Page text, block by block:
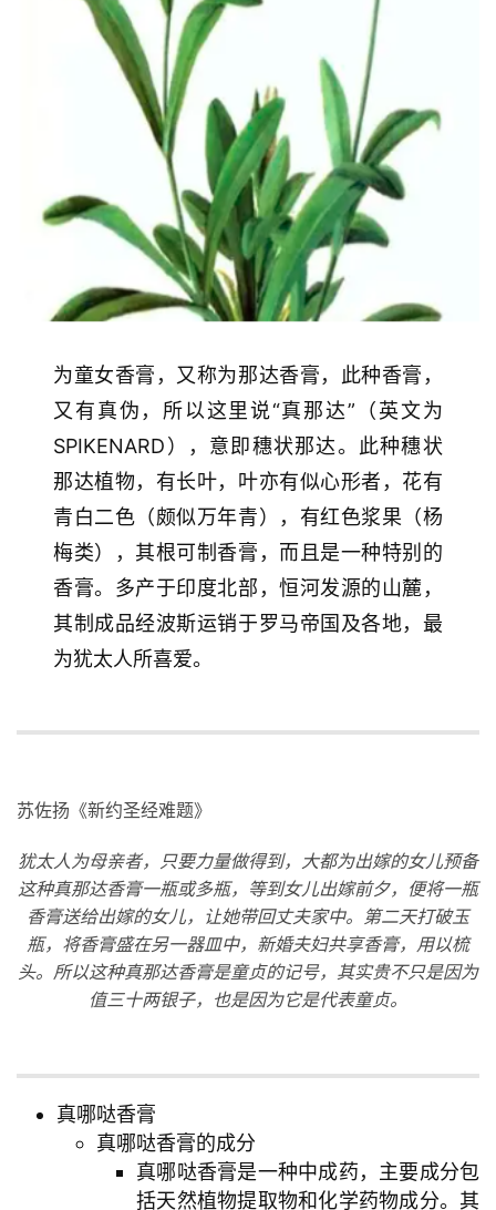
为童女香膏，又称为那达香膏，此种香膏，
又有真伪，所以这里说“真那达”（英文为
SPIKENARD），意即穗状那达。此种穗状
那达植物，有长叶，叶亦有似心形者，花有
青白二色（颇似万年青），有红色浆果（杨
梅类），其根可制香膏，而且是一种特别的
香膏。多产于印度北部，恒河发源的山麓，
其制成品经波斯运销于罗马帝国及各地，最
为犹太人所喜爱。
苏佐扬《新约圣经难题》
犹太人为母亲者，只要力量做得到，大都为出嫁的女儿预备
这种真那达香膏一瓶或多瓶，等到女儿出嫁前夕，便将一瓶
香膏送给出嫁的女儿，让她带回丈夫家中。第二天打破玉
瓶，将香膏盛在另一器皿中，新婚夫妇共享香膏，用以梳
头。所以这种真那达香膏是童贞的记号，其实贵不只是因为
值三十两银子，也是因为它是代表童贞。
真哪哒香膏
真哪哒香膏的成分
真哪哒香膏是一种中成药，主要成分包
括天然植物提取物和化学药物成分。其